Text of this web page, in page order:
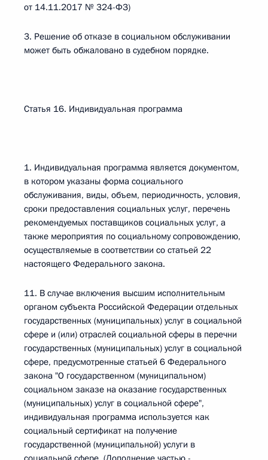
от 14.11.2017 № 324-ФЗ)
3. Решение об отказе в социальном обслуживании
может быть обжаловано в судебном порядке.
Статья 16. Индивидуальная программа
1. Индивидуальная программа является документом,
в котором указаны форма социального
обслуживания, виды, объем, периодичность, условия,
сроки предоставления социальных услуг, перечень
рекомендуемых поставщиков социальных услуг, а
также мероприятия по социальному сопровождению,
осуществляемые в соответствии со статьей 22
настоящего Федерального закона.
11. В случае включения высшим исполнительным
органом субъекта Российской Федерации отдельных
государственных (муниципальных) услуг в социальной
сфере и (или) отраслей социальной сферы в перечни
государственных (муниципальных) услуг в социальной
сфере, предусмотренные статьей 6 Федерального
закона "О государственном (муниципальном)
социальном заказе на оказание государственных
(муниципальных) услуг в социальной сфере",
индивидуальная программа используется как
социальный сертификат на получение
государственной (муниципальной) услуги в